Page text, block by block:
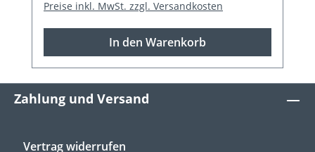
Preise inkl. MwSt. zzgl. Versandkosten
In den Warenkorb
Zahlung und Versand
Vertrag widerrufen